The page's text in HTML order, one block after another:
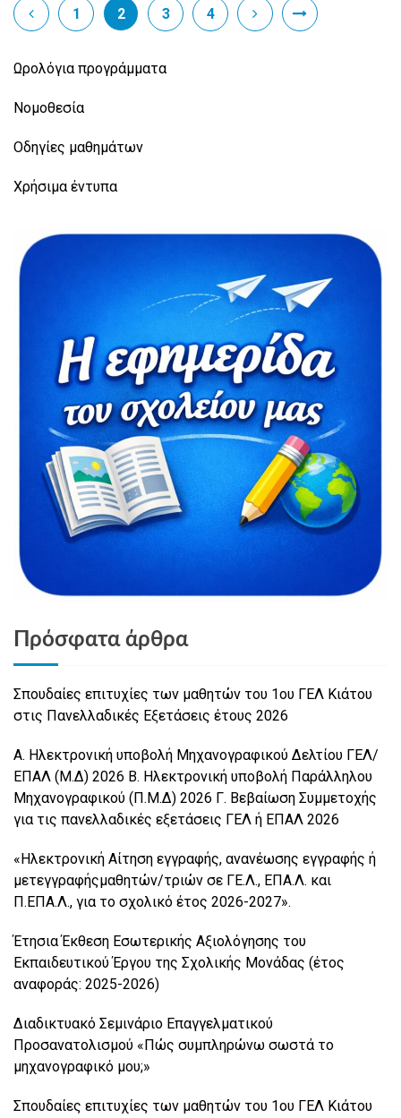
1 2 3 4
Ωρολόγια προγράμματα
Νομοθεσία
Οδηγίες μαθημάτων
Χρήσιμα έντυπα
Πρόσφατα άρθρα
Σπουδαίες επιτυχίες των μαθητών του 1ου ΓΕΛ Κιάτου
στις Πανελλαδικές Εξετάσεις έτους 2026
Α. Ηλεκτρονική υποβολή Μηχανογραφικού Δελτίου ΓΕΛ/
ΕΠΑΛ (Μ.Δ) 2026 Β. Ηλεκτρονική υποβολή Παράλληλου
Μηχανογραφικού (Π.Μ.Δ) 2026 Γ. Βεβαίωση Συμμετοχής
για τις πανελλαδικές εξετάσεις ΓΕΛ ή ΕΠΑΛ 2026
«Ηλεκτρονική Αίτηση εγγραφής, ανανέωσης εγγραφής ή
μετεγγραφήςμαθητών/τριών σε ΓΕ.Λ., ΕΠΑ.Λ. και
Π.ΕΠΑ.Λ., για το σχολικό έτος 2026-2027».
Έτησια Έκθεση Εσωτερικής Αξιολόγησης του
Εκπαιδευτικού Έργου της Σχολικής Μονάδας (έτος
αναφοράς: 2025-2026)
Διαδικτυακό Σεμινάριο Επαγγελματικού
Προσανατολισμού «Πώς συμπληρώνω σωστά το
μηχανογραφικό μου;»
Σπουδαίες επιτυχίες των μαθητών του 1ου ΓΕΛ Κιάτου